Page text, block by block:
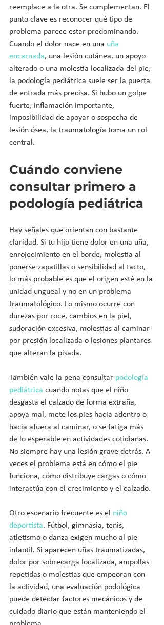
reemplace a la otra. Se complementan. El
punto clave es reconocer qué tipo de
problema parece estar predominando.
Cuando el dolor nace en una uña
encarnada, una lesión cutánea, un apoyo
alterado o una molestia localizada del pie,
la podología pediátrica suele ser la puerta
de entrada más precisa. Si hubo un golpe
fuerte, inflamación importante,
imposibilidad de apoyar o sospecha de
lesión ósea, la traumatología toma un rol
central.
Cuándo conviene
consultar primero a
podología pediátrica
Hay señales que orientan con bastante
claridad. Si tu hijo tiene dolor en una uña,
enrojecimiento en el borde, molestia al
ponerse zapatillas o sensibilidad al tacto,
lo más probable es que el origen esté en la
unidad ungueal y no en un problema
traumatológico. Lo mismo ocurre con
durezas por roce, cambios en la piel,
sudoración excesiva, molestias al caminar
por presión localizada o lesiones plantares
que alteran la pisada.
También vale la pena consultar podología
pediátrica cuando notas que el niño
desgasta el calzado de forma extraña,
apoya mal, mete los pies hacia adentro o
hacia afuera al caminar, o se fatiga más
de lo esperable en actividades cotidianas.
No siempre hay una lesión grave detrás. A
veces el problema está en cómo el pie
funciona, cómo distribuye cargas o cómo
interactúa con el crecimiento y el calzado.
Otro escenario frecuente es el niño
deportista. Fútbol, gimnasia, tenis,
atletismo o danza exigen mucho al pie
infantil. Si aparecen uñas traumatizadas,
dolor por sobrecarga localizada, ampollas
repetidas o molestias que empeoran con
la actividad, una evaluación podológica
puede detectar factores mecánicos y de
cuidado diario que están manteniendo el